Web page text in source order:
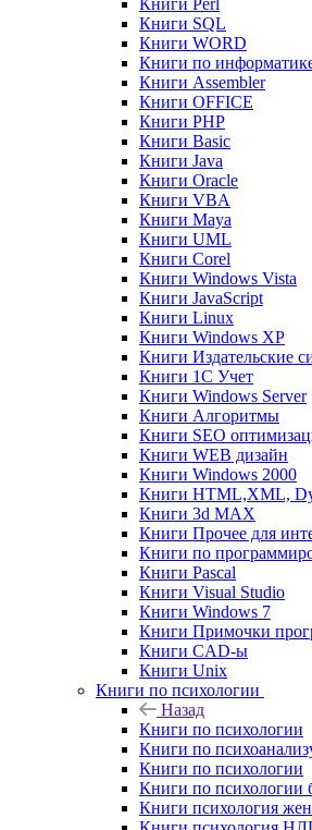
Книги Perl
Книги SQL
Книги WORD
Книги по
Книги Assembler
Книги OFFICE
Книги PHP
Книги Basic
Книги Java
Книги Oracle
Книги VBA
Книги Maya
Книги UML
Книги Corel
Книги Windows Vista
Книги JavaScript
Книги Linux
Книги Windows XP
Книги Издательские
Книги 1C Учет
Книги Windows Server
Книги Алгоритмы
Книги SEO
Книги WEB дизайн
Книги Windows 2000
Книги HTML,XML,
Книги 3d MAX
Книги Прочее для
Книги по
Книги Pascal
Книги Visual Studio
Книги Windows 7
Книги Примочки
Книги CAD-ы
Книги Unix
Книги по психологии
Назад
Книги по психологии
Книги по
Книги по психологии
Книги по психологии
Книги психология